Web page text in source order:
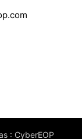
: CyberEOP